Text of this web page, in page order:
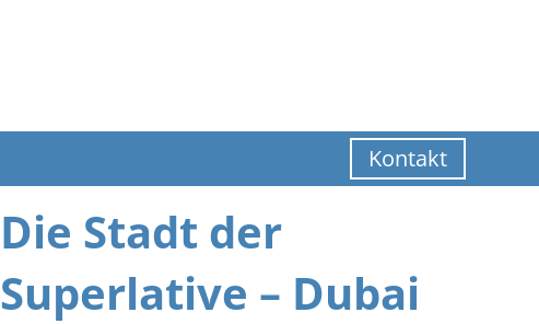
Kontakt
Die Stadt der
Superlative – Dubai